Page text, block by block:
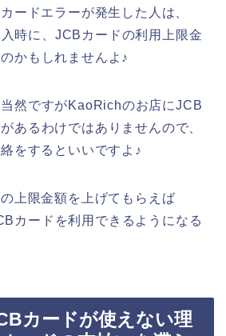
ードエラーが発生した人は、
時に、JCBカードの利用上限金
かもしれませんよ♪
然ですがKaoRichのお店にJCB
あるわけではありませんので、
をするといいですよ♪
上限金額を上げてもらえば
カードを利用できるようになる
カードが使えない理